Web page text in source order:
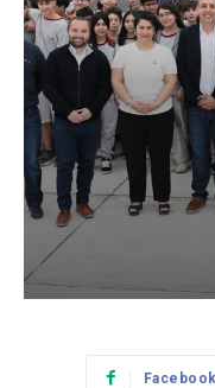
Facebook